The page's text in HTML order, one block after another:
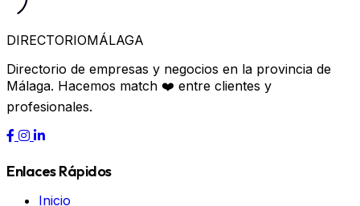
DIRECTORIOMÁLAGA
Directorio de empresas y negocios en la provincia de
Málaga. Hacemos match ❤️ entre clientes y
profesionales.
Enlaces Rápidos
Inicio